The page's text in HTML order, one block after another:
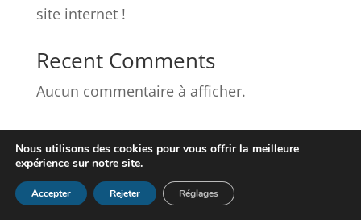
site internet !
Recent Comments
Aucun commentaire à afficher.
Nous utilisons des cookies pour vous offrir la meilleure
expérience sur notre site.
Accepter Rejeter Réglages